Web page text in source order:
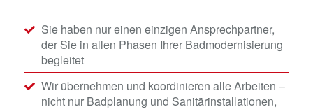
Sie haben nur einen einzigen Ansprechpartner,
der Sie in allen Phasen Ihrer Badmodernisierung
begleitet
Wir übernehmen und koordinieren alle Arbeiten –
nicht nur Badplanung und Sanitärinstallationen,